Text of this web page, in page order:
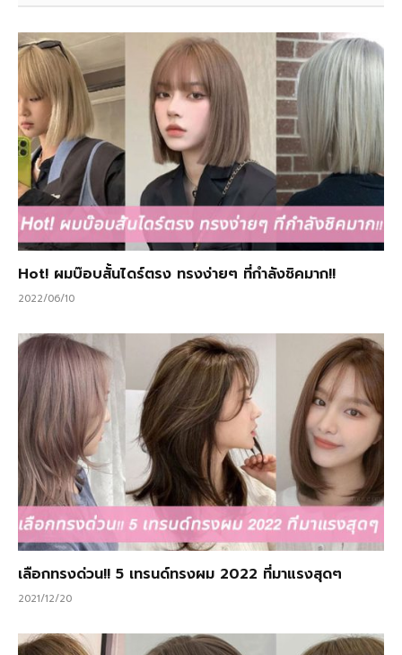
Hot! ผมบ๊อบสั้นไดร์ตรง ทรงง่ายๆ ที่กำลังชิคมาก!!
2022/06/10
เลือกทรงด่วน!! 5 เทรนด์ทรงผม 2022 ที่มาแรงสุดๆ
2021/12/20